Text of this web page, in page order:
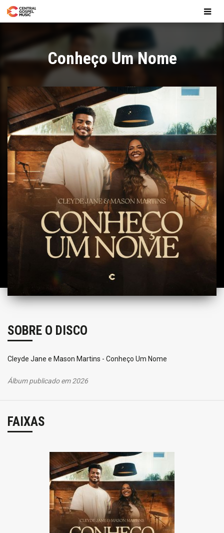
Conheço Um Nome
SOBRE O DISCO
Cleyde Jane e Mason Martins - Conheço Um Nome
Álbum publicado em 2026
FAIXAS